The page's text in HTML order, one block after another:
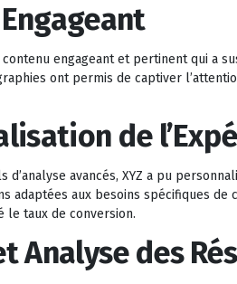
contenu engageant et pertinent qui a
ont permis de captiver
de
d’analyse avancés, XYZ a pu
adaptées aux besoins spécifiques
le taux de conversion.
Analyse des